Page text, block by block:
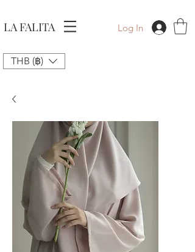
LA FALITA
THB (฿)
Log In